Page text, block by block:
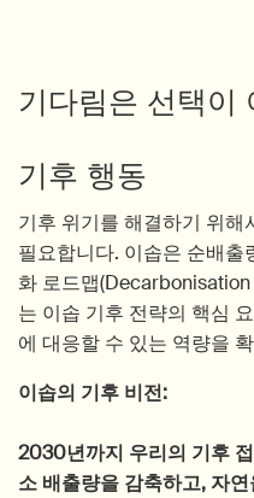
기다림은 선택이
기후 행동
기후 위기를 해결하기 위
필요합니다. 이솝은 순배출
화 로드맵
는 이솝 기후 전략의 핵심
에 대응할 수 있는 역량을
이솝의 기후 비전:
2030년까지 우리의 기후
소 배출량을 감축하고, 자